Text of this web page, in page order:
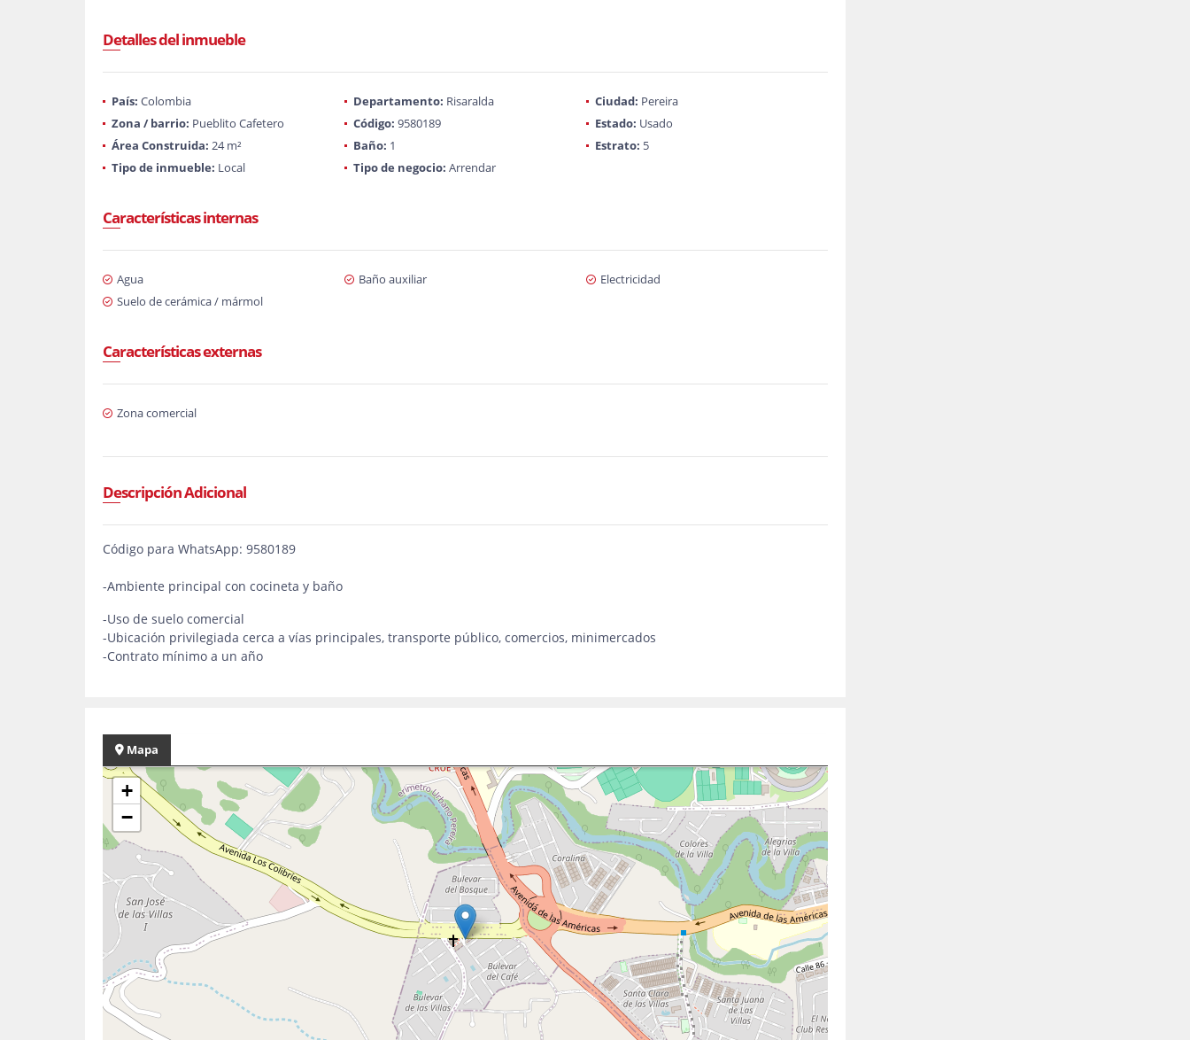
Detalles del inmueble
País: Colombia Departamento: Risaralda Ciudad: Pereira
Zona / barrio: Pueblito Cafetero Código: 9580189 Estado: Usado
Área Construida: 24 m² Baño: 1 Estrato: 5
Tipo de inmueble: Local Tipo de negocio: Arrendar
Características internas
Agua Baño auxiliar
Electricidad
Suelo de cerámica / mármol
Características externas
Zona comercial
Descripción Adicional
Código para WhatsApp: 9580189
-Ambiente principal con cocineta y baño
-Uso de suelo comercial
-Ubicación privilegiada cerca a vías principales, transporte público, comercios, minimercados
-Contrato mínimo a un año
Mapa
+
−